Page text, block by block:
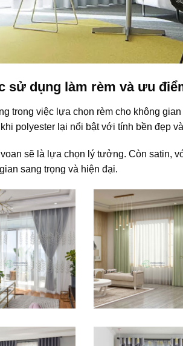
sử dụng làm rèm và ưu
trong việc lựa chọn rèm cho không
polyester lại nổi bật với tính bền đẹp
sẽ là lựa chọn lý tưởng. Còn satin,
sang trọng và hiện đại.